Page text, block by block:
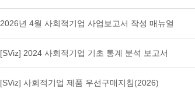
2026년 4월 사회적기업 사업보고서 작성 매뉴얼
[SViz] 2024 사회적기업 기초 통계 분석 보고서
[SViz] 사회적기업 제품 우선구매지침(2026)